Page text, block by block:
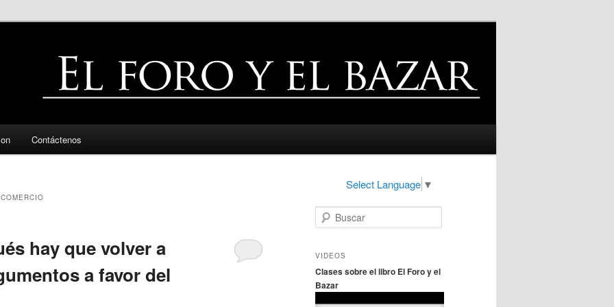
Contáctenos
Select Language ▼
hay que volver a
a favor del
u
c
r
VIDEOS
Clases sobre el libro El Foro y el
Bazar